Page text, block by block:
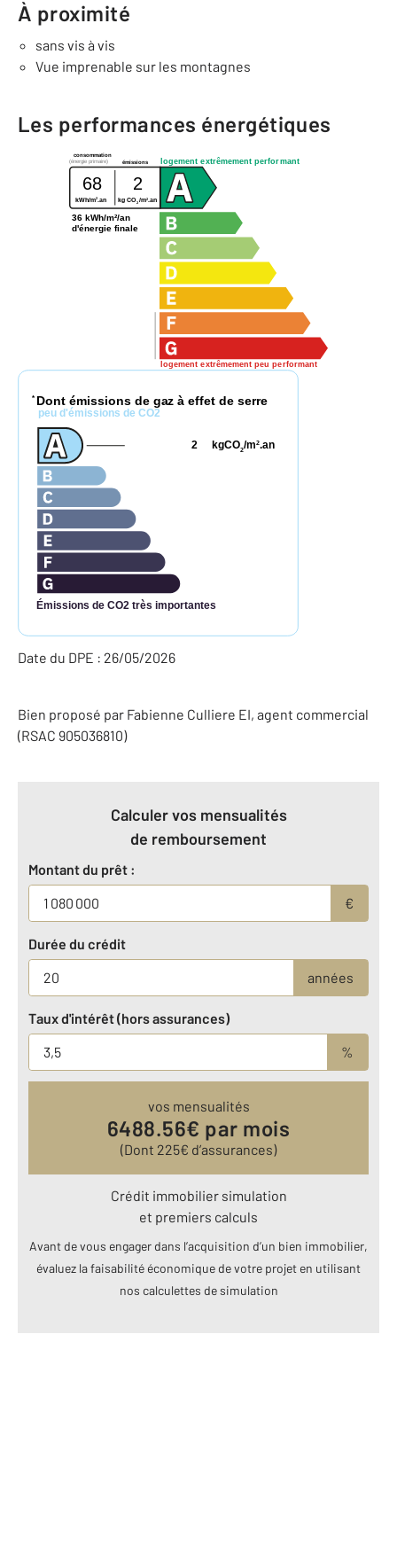
À proximité
sans vis à vis
Vue imprenable sur les montagnes
Les performances énergétiques
logement extrêmement performant
logement extrêmement peu performant
consommation
émissions
(énergie primaire)
68 2
kWh/m2.an kg CO2 /m2.an
36 kWh/m²/an
d'énergie finale
* Dont émissions de gaz à effet de serre
peu d'émissions de CO2
Émissions de CO2 très importantes
kgCO2/m2.an
2
Date du DPE : 26/05/2026
Bien proposé par Fabienne Culliere EI, agent commercial
(RSAC 905036810)
Calculer vos mensualités
de remboursement
Montant du prêt :
€
Durée du crédit
années
Taux d'intérêt (hors assurances)
%
vos mensualités
6488.56€ par mois
(Dont 225€ d’assurances)
Crédit immobilier simulation
et premiers calculs
Avant de vous engager dans l’acquisition d’un bien immobilier,
évaluez la faisabilité économique de votre projet en utilisant
nos calculettes de simulation